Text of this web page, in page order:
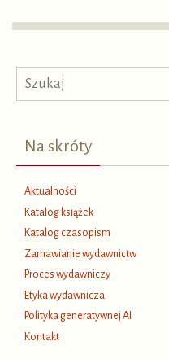
Na skróty
Aktualności
Katalog książek
Katalog czasopism
Zamawianie wydawnictw
Proces wydawniczy
Etyka wydawnicza
Polityka generatywnej AI
Kontakt